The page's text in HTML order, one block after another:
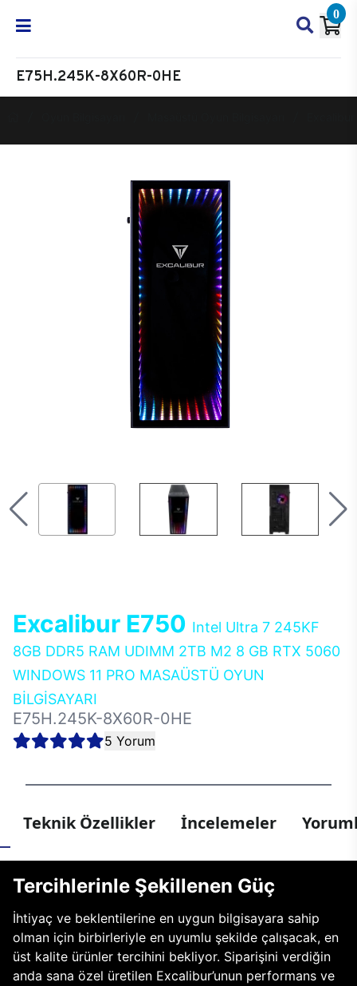
0
E75H.245K-8X60R-0HE
Excalibur E750 Intel Ultra 7 245KF
8GB DDR5 RAM UDIMM 2TB M2 8 GB RTX 5060
WINDOWS 11 PRO MASAÜSTÜ OYUN
BİLGİSAYARI
E75H.245K-8X60R-0HE
5 Yorum
Teknik Özellikler İncelemeler
Tercihlerinle Şekillenen Güç
İhtiyaç ve beklentilerine en uygun bilgisayara sahip
olman için birbirleriyle en uyumlu şekilde çalışacak, en
üst kalite ürünler tercihini bekliyor. Siparişini verdiğin
anda sana özel üretilen Excalibur’unun performans ve